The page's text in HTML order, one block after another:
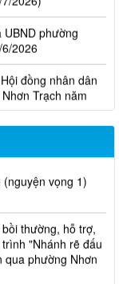
phường
2026
đồng nhân dân
Trạch năm
cư
thường, hỗ trợ,
"Nhánh rẽ đấu
qua phường Nhơn